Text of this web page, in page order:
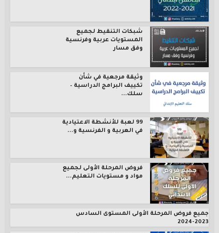
شبكات التنقيط لجميع
المستويات عربية وفرنسية
وفق مسار
وثيقة مرجعية في شأن
تكييف البرامج الدراسية –
سلك...
99 لعبة للأنشطة الاعتيادية
في العربية و الفرنسية و...
فروض المرحلة الأولى لجميع
مواد و مستويات التعليم...
جميع فروض المرحلة الأولى المستوى السادس
2023-2024